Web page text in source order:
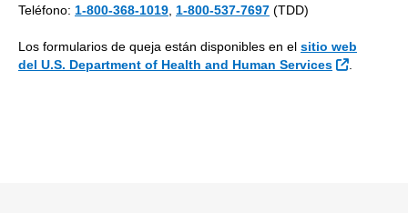
Teléfono: 1-800-368-1019 1-800-537-7697 (TDD)
Los formularios de queja están disponibles en el sitio web
del U.S. Department of Health and Human Services
Sitio